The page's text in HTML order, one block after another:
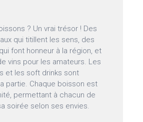
? Un vrai trésor ! Des
qui titillent les sens, des
font honneur à la région, et
vins pour les amateurs. Les
et les soft drinks sont
partie. Chaque boisson est
permettant à chacun de
soirée selon ses envies.